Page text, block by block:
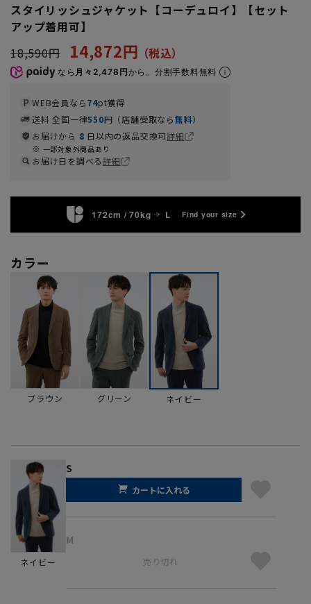
スタイリッシュジャケット【コーデュロイ】【セット
アップ着用可】
18,590円
14,872円
なら 月々2,478円から。分割手数料無料
WEB会員なら74pt獲得
送料 全国一律550円（店舗受取なら無料）
お届けから 8 日以内の返品交換可詳細
一部対象外商品あり
お届け日を調べる詳細
172cm / 70kg L Find your size
カラー
ブラウン グリーン ネイビー
ネイビー
S
カートに入れる
M
売り切れ